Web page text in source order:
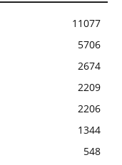
11077
5706
2674
2209
2206
1344
548